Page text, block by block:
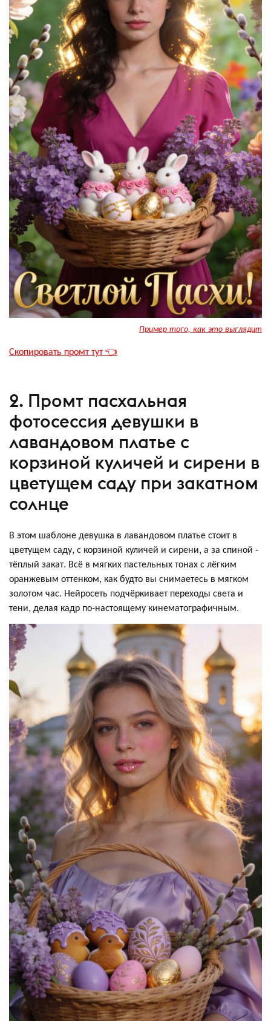
Пример того, как это выглядит
Скопировать промт тут 👈
2. Промт пасхальная
фотосессия девушки в
лавандовом платье с
корзиной куличей и сирени в
цветущем саду при закатном
солнце
В этом шаблоне девушка в лавандовом платье стоит в
цветущем саду, с корзиной куличей и сирени, а за спиной -
тёплый закат. Всё в мягких пастельных тонах с лёгким
оранжевым оттенком, как будто вы снимаетесь в мягком
золотом час. Нейросеть подчёркивает переходы света и
тени, делая кадр по‑настоящему кинематографичным.